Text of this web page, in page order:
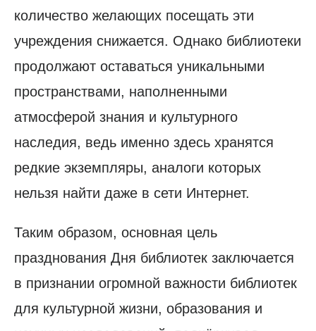
количество желающих посещать эти
учреждения снижается. Однако библиотеки
продолжают оставаться уникальными
пространствами, наполненными
атмосферой знания и культурного
наследия, ведь именно здесь хранятся
редкие экземпляры, аналоги которых
нельзя найти даже в сети Интернет.
Таким образом, основная цель
празднования Дня библиотек заключается
в признании огромной важности библиотек
для культурной жизни, образования и